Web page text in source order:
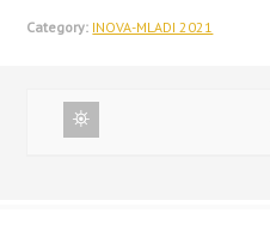
Category: INOVA-MLADI 2021